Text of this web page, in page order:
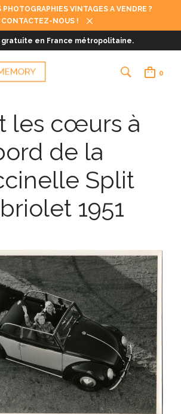
PHOTOGRAPHIES VINTAGES A VENDRE ?
CONTACTEZ-NOUS !
gratuite en France métropolitaine.
0
les cœurs à
de la
Split
1951